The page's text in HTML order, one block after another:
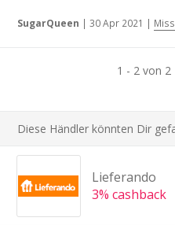
SugarQueen | 30 Apr 2021 |
1 - 2 von 2
Diese Händler könnten Dir
Lieferando
3% cashback